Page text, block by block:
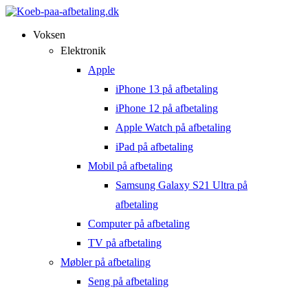
Voksen
Elektronik
Apple
iPhone 13 på afbetaling
iPhone 12 på afbetaling
Apple Watch på afbetaling
iPad på afbetaling
Mobil på afbetaling
Samsung Galaxy S21 Ultra på
afbetaling
Computer på afbetaling
TV på afbetaling
Møbler på afbetaling
Seng på afbetaling